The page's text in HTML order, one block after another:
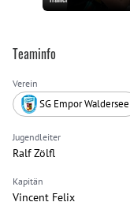
Teaminfo
Verein
SG Empor Waldersee
Jugendleiter
Ralf Zölfl
Kapitän
Vincent Felix